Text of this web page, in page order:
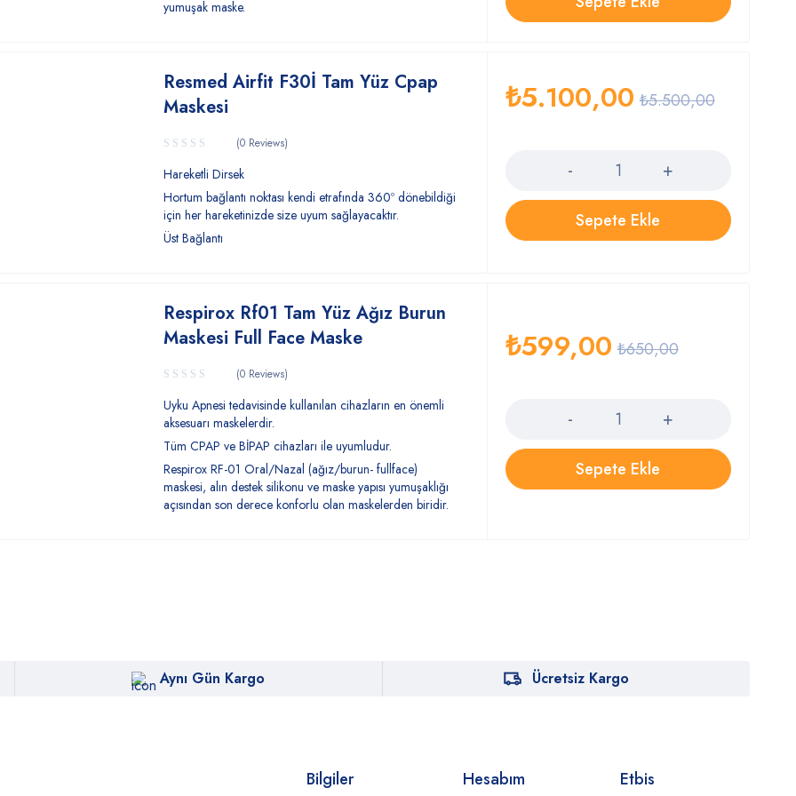
yumuşak maske.
Resmed Airfit F30İ Tam Yüz Cpap
Maskesi
(0 Reviews)
Hareketli Dirsek
Hortum bağlantı noktası kendi etrafında 360º dönebildiği
için her hareketinizde size uyum sağlayacaktır.
Üst Bağlantı
₺5.500,00
₺5.100,00
Sepete Ekle
Respirox Rf01 Tam Yüz Ağız Burun
Maskesi Full Face Maske
(0 Reviews)
Uyku Apnesi tedavisinde kullanılan cihazların en önemli
aksesuarı maskelerdir.
Tüm CPAP ve BİPAP cihazları ile uyumludur.
Respirox RF-01 Oral/Nazal (ağız/burun- fullface)
maskesi, alın destek silikonu ve maske yapısı yumuşaklığı
açısından son derece konforlu olan maskelerden biridir.
₺650,00
₺599,00
Sepete Ekle
Aynı Gün Kargo Ücretsiz Kargo
Bilgiler Hesabım Etbis